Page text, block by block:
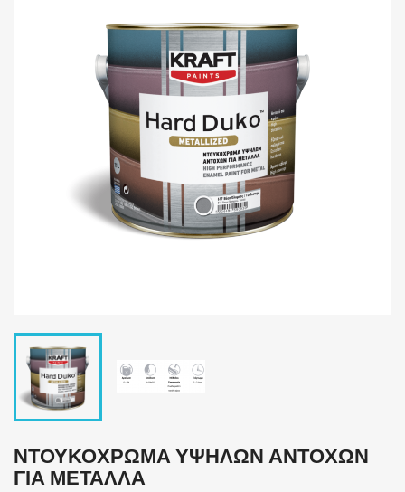
ΝΤΟΥΚΌΧΡΩΜΑ ΥΨΗΛΏΝ ΑΝΤΟΧΏΝ
ΓΙΑ ΜΈΤΑΛΛΑ